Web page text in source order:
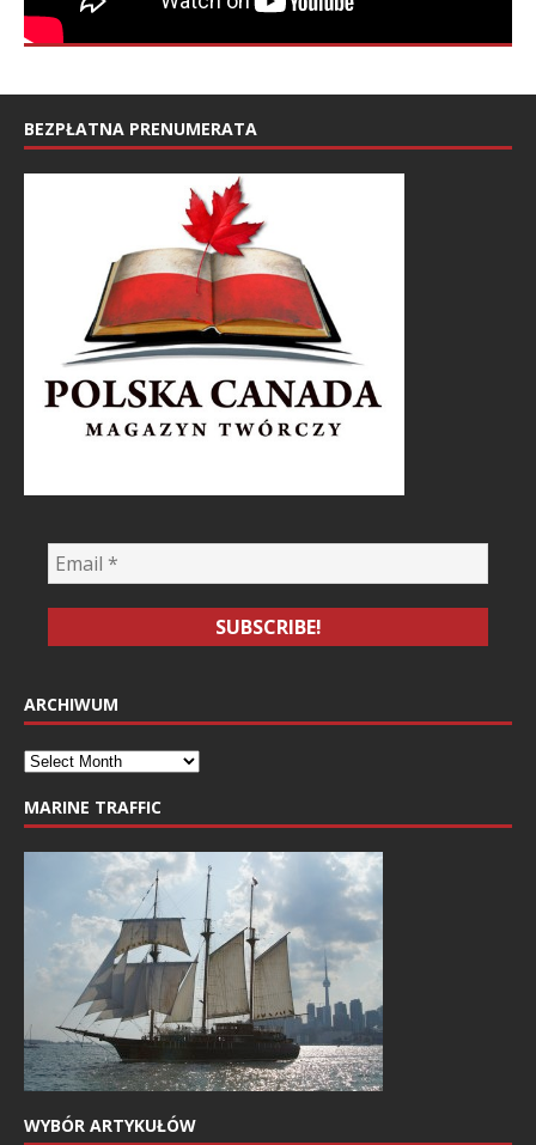
BEZPŁATNA PRENUMERATA
ARCHIWUM
MARINE TRAFFIC
WYBÓR ARTYKUŁÓW